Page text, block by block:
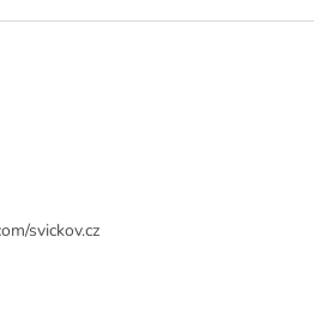
svickov.cz